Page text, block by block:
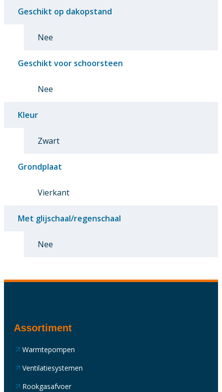
Geschikt op dakopstand
Nee
Geschikt voor schoorsteen
Nee
Kleur
Zwart
Grondplaat
Vierkant
Met glijschaal/regenschaal
Nee
Assortiment
Warmtepompen
Ventilatiesystemen
Rookgasafvoer